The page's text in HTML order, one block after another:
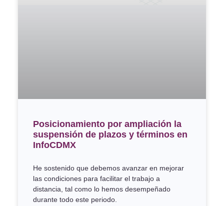
Posicionamiento por ampliación la
suspensión de plazos y términos en
InfoCDMX
He sostenido que debemos avanzar en mejorar
las condiciones para facilitar el trabajo a
distancia, tal como lo hemos desempeñado
durante todo este periodo.